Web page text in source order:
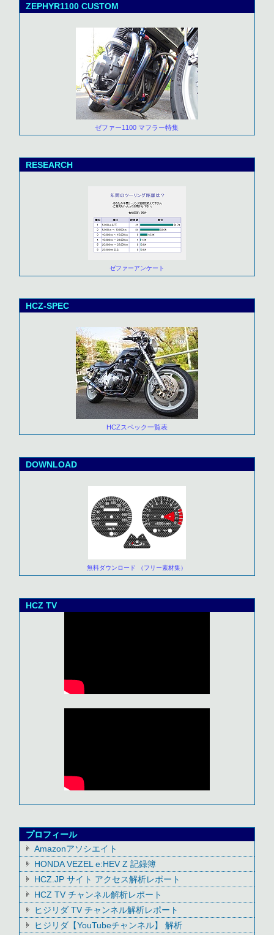
ZEPHYR1100 CUSTOM
ゼファー1100 マフラー特集
RESEARCH
ゼファーアンケート
HCZ-SPEC
HCZスペック一覧表
DOWNLOAD
無料ダウンロード （フリー素材集）
HCZ TV
プロフィール
Amazonアソシエイト
HONDA VEZEL e:HEV Z 記録簿
HCZ.JP サイト アクセス解析レポート
HCZ TV チャンネル解析レポート
ヒジリダ TV チャンネル解析レポート
ヒジリダ【YouTubeチャンネル】 解析